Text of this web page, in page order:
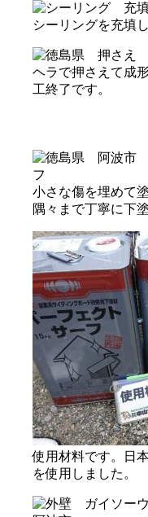
シーリングを充填
ヘラで押さえて成
工終了です。
小さな傷を埋めて
隅々まで丁寧に下
使用材料です。日
を使用しました。